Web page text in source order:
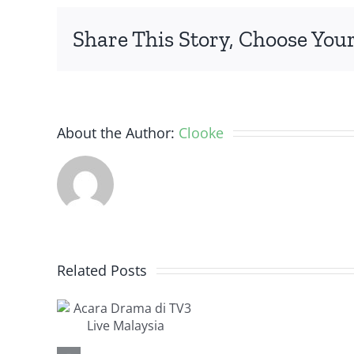
Share This Story, Choose
About the Author: Clooke
Related Posts